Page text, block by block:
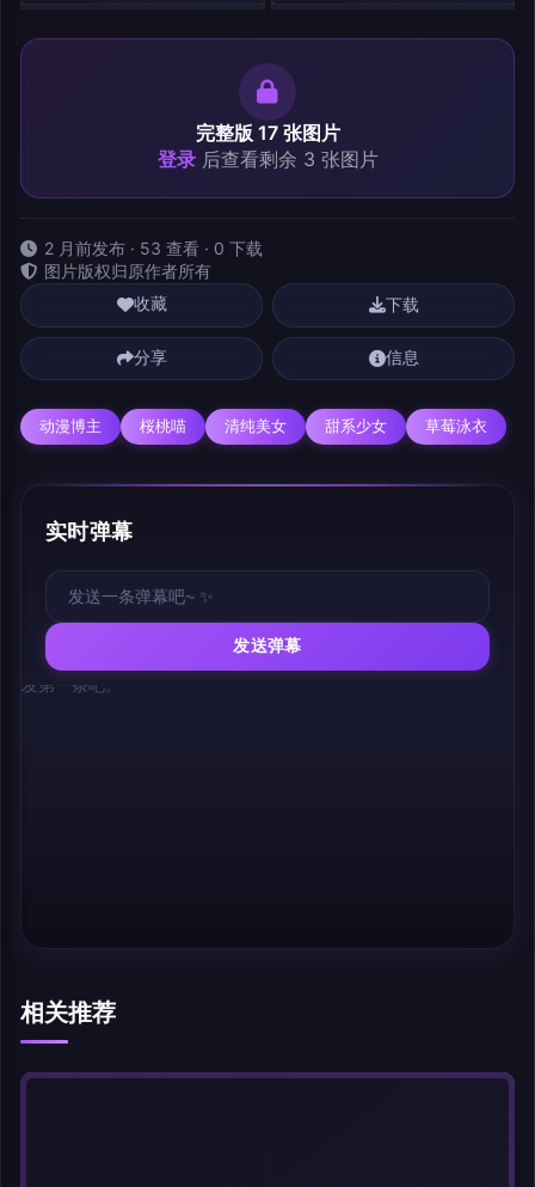
完整版 17 张图片
登录后查看剩余 3 张图片
2 月前发布 · 53 查看 · 0 下载
图片版权归原作者所有
收藏 下载
分享 信息
动漫博主 桜桃喵 清纯美女 甜系少女 草莓泳衣
实时弹幕
发送弹幕
发第一条吧。
相关推荐